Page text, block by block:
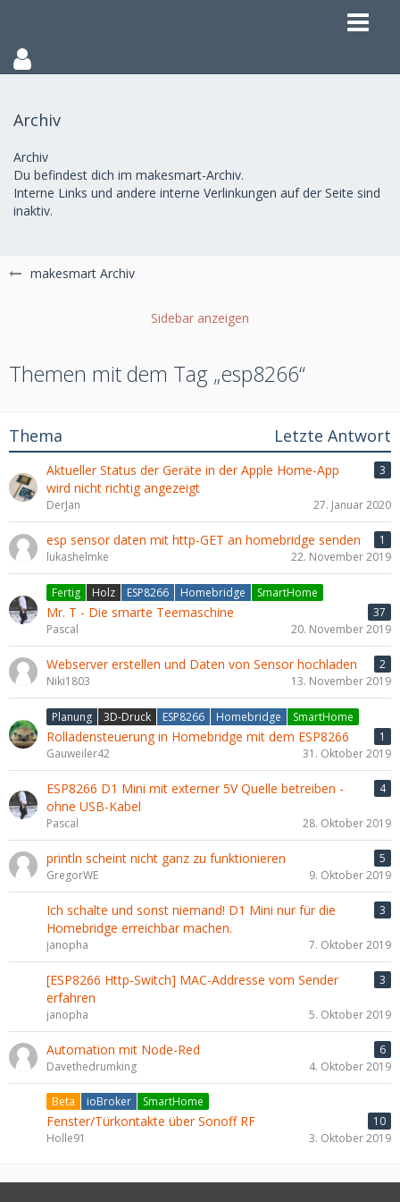
Archiv
Archiv
Du befindest dich im makesmart-Archiv.
Interne Links und andere interne Verlinkungen auf der Seite sind
inaktiv.
makesmart Archiv
Themen mit dem Tag „esp8266“
Thema Letzte Antwort
Aktueller Status der Geräte in der Apple Home-App
wird nicht richtig angezeigt
3
DerJan 27. Januar 2020
esp sensor daten mit http-GET an homebridge senden
1
lukashelmke
22. November 2019
Fertig Holz ESP8266 Homebridge SmartHome
Mr. T - Die smarte Teemaschine
37
Pascal
20. November 2019
Webserver erstellen und Daten von Sensor hochladen
2
Niki1803
13. November 2019
Planung 3D-Druck ESP8266 Homebridge SmartHome
Rolladensteuerung in Homebridge mit dem ESP8266
1
Gauweiler42
31. Oktober 2019
ESP8266 D1 Mini mit externer 5V Quelle betreiben -
ohne USB-Kabel
4
Pascal 28. Oktober 2019
println scheint nicht ganz zu funktionieren
5
GregorWE
9. Oktober 2019
Ich schalte und sonst niemand! D1 Mini nur für die
Homebridge erreichbar machen.
3
janopha 7. Oktober 2019
[ESP8266 Http-Switch] MAC-Addresse vom Sender
erfahren
3
janopha 5. Oktober 2019
Automation mit Node-Red
6
Davethedrumking
4. Oktober 2019
Beta ioBroker SmartHome
Fenster/Türkontakte über Sonoff RF
10
Holle91
3. Oktober 2019